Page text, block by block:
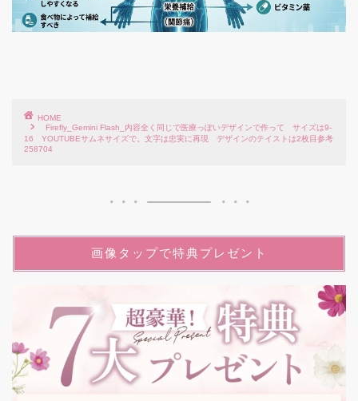
HOME
Firefly_Gemini Flash_内容全く同じで医療っぽいデザインで作って サイズは9-
16 YOUTUBEサムネサイズで。文字は忠実に再現 デザインのテイストは2枚目参考
258704
画像タップで特典プレゼント